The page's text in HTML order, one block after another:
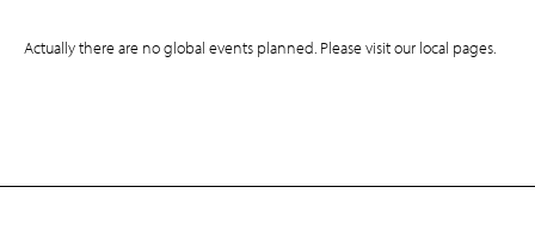
Actually there are no global events planned. Please visit our local pages.